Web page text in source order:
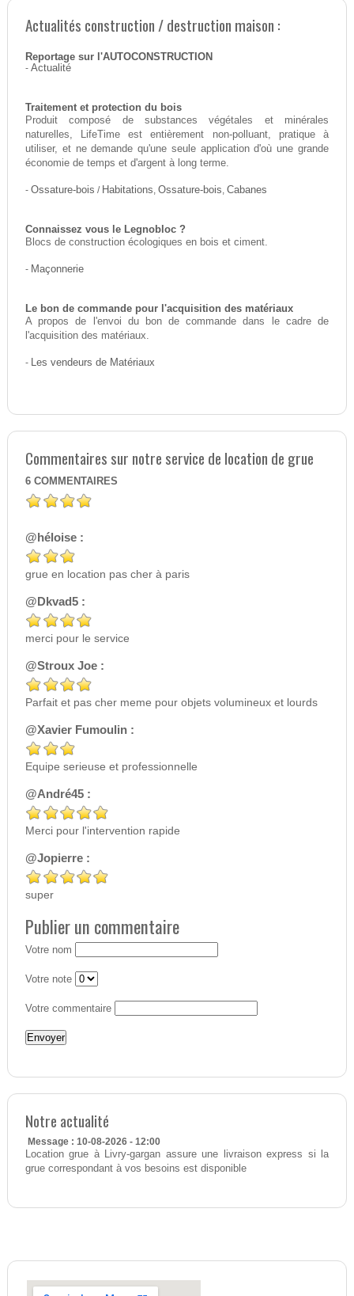
Actualités construction / destruction maison :
Reportage sur l'AUTOCONSTRUCTION
- Actualité
Traitement et protection du bois
Produit composé de substances végétales et minérales
naturelles, LifeTime est entièrement non-polluant, pratique à
utiliser, et ne demande qu'une seule application d'où une grande
économie de temps et d'argent à long terme.
- Ossature-bois / Habitations, Ossature-bois, Cabanes
Connaissez vous le Legnobloc ?
Blocs de construction écologiques en bois et ciment.
- Maçonnerie
Le bon de commande pour l'acquisition des matériaux
A propos de l'envoi du bon de commande dans le cadre de
l'acquisition des matériaux.
- Les vendeurs de Matériaux
Commentaires sur notre service de location de grue
6 COMMENTAIRES
@héloise :
grue en location pas cher à paris
@Dkvad5 :
merci pour le service
@Stroux Joe :
Parfait et pas cher meme pour objets volumineux et lourds
@Xavier Fumoulin :
Equipe serieuse et professionnelle
@André45 :
Merci pour l'intervention rapide
@Jopierre :
super
Publier un commentaire
Votre nom
Votre note
Votre commentaire
Notre actualité
Message : 10-08-2026 - 12:00
Location grue à Livry-gargan assure une livraison express si la
grue correspondant à vos besoins est disponible